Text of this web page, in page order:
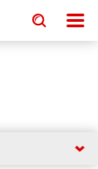
Toggle
search
input
Toggle
search
input